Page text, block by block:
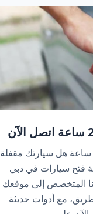
فتح سيارات في دبي | خدمة متنقلة 24 ساعة هل سيارتك مقفلة
فتح سيارات في دبي
يصل فريقنا المتخصص إلى موقعك
مع أدوات حديثة